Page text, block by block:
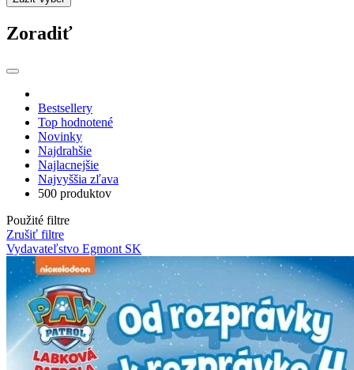
Zoradiť
Bestsellery
Top hodnotené
Novinky
Najdrahšie
Najlacnejšie
Najvyššia zľava
500 produktov
Použité filtre
Zrušiť filtre
Vydavateľstvo Egmont SK